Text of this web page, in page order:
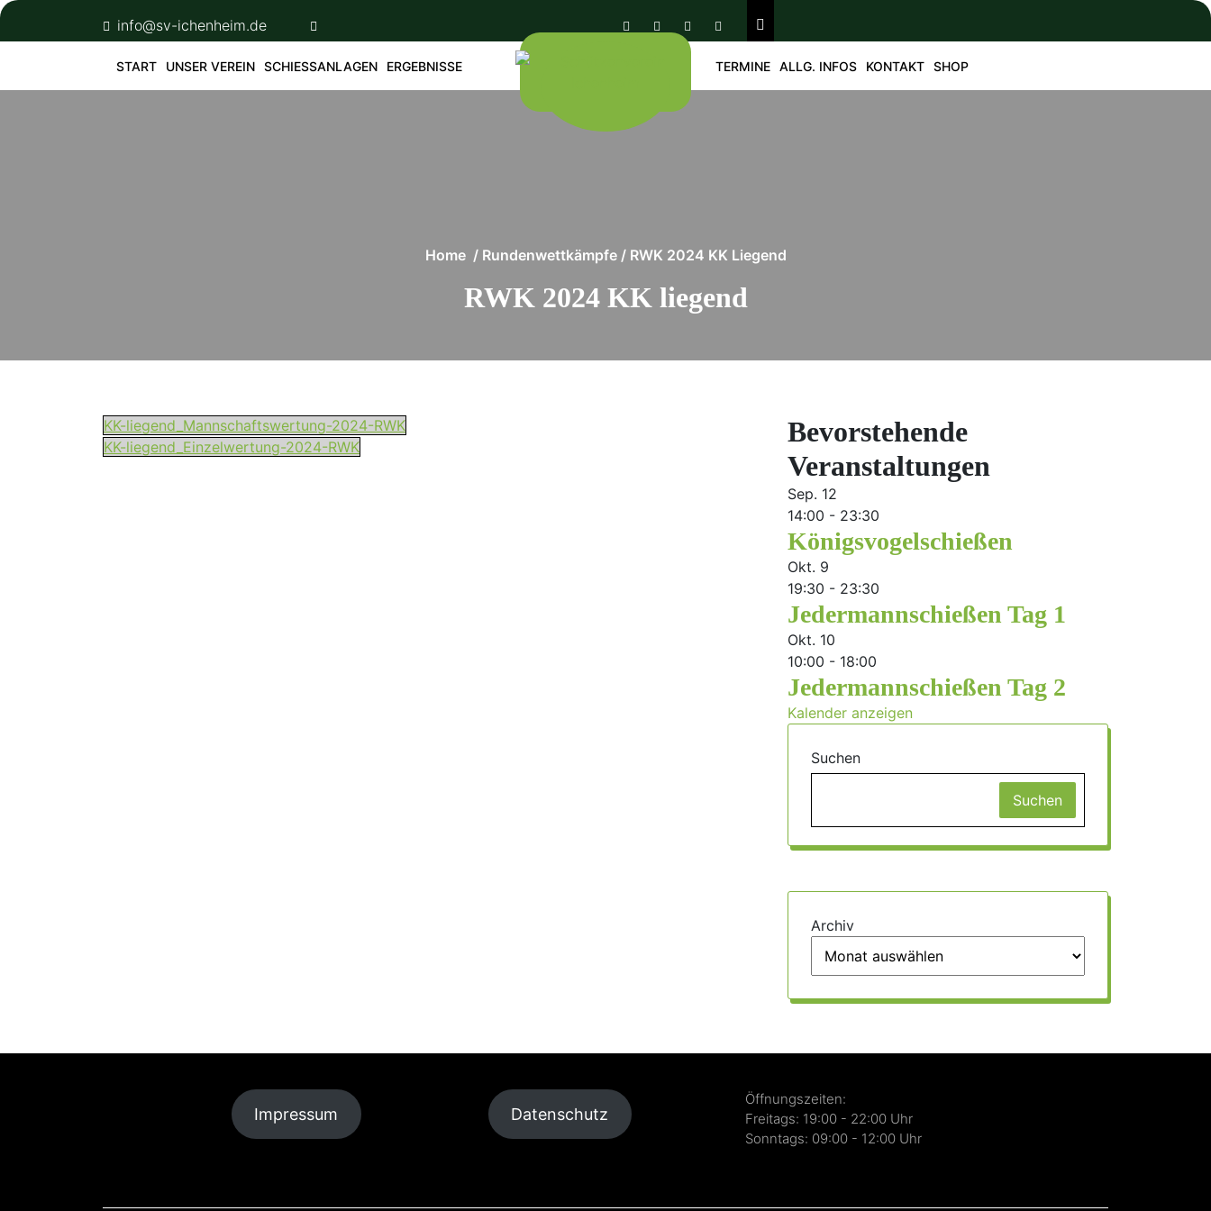
Skip
info@sv-ichenheim.de
START UNSER VEREIN SCHIESSANLAGEN ERGEBNISSE TERMINE ALLG. INFOS KONTAKT SHOP
Home/ Rundenwettkämpfe/ RWK 2024 KK Liegend
RWK 2024 KK liegend
KK-liegend_Mannschaftswertung-2024-RWK
KK-liegend_Einzelwertung-2024-RWK
Bevorstehende
Veranstaltungen
Sep. 12
14:00 - 23:30
Königsvogelschießen
Okt. 9
19:30 - 23:30
Jedermannschießen Tag 1
Okt. 10
10:00 - 18:00
Jedermannschießen Tag 2
Kalender anzeigen
Suchen
Suchen
Archiv
Impressum Datenschutz
Öffnungszeiten:
Freitags: 19:00 - 22:00 Uhr
Sonntags: 09:00 - 12:00 Uhr